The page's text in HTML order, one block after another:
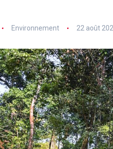
Environnement 22 août